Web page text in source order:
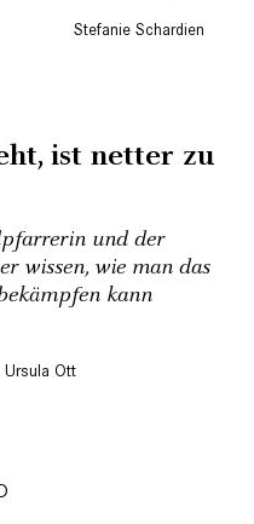
Stefanie Schardien
ist netter zu
und der
wissen, wie man das
kann
Ursula Ott